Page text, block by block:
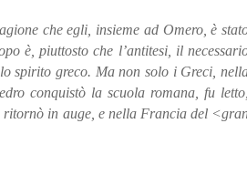
che egli, insieme ad Omero, è
è, piuttosto che l’antitesi, il
spirito greco. Ma non solo i Greci,
conquistò la scuola romana, fu letto,
in auge, e nella Francia del